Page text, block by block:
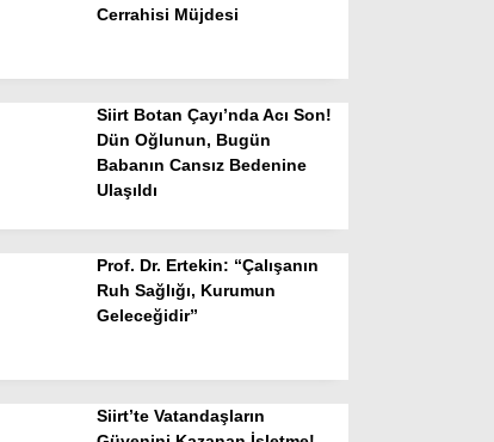
Cerrahisi Müjdesi
Siirt Botan Çayı’nda Acı Son!
Dün Oğlunun, Bugün
Babanın Cansız Bedenine
Ulaşıldı
Prof. Dr. Ertekin: “Çalışanın
Ruh Sağlığı, Kurumun
Geleceğidir”
Siirt’te Vatandaşların